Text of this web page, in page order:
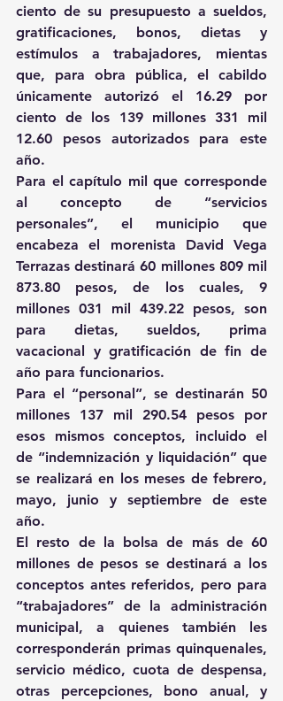
ciento de su presupuesto a sueldos,
gratificaciones, bonos, dietas y
estímulos a trabajadores, mientas
que, para obra pública, el cabildo
únicamente autorizó el 16.29 por
ciento de los 139 millones 331 mil
12.60 pesos autorizados para este
año.
Para el capítulo mil que corresponde
al concepto de “servicios
personales”, el municipio que
encabeza el morenista David Vega
Terrazas destinará 60 millones 809 mil
873.80 pesos, de los cuales, 9
millones 031 mil 439.22 pesos, son
para dietas, sueldos, prima
vacacional y gratificación de fin de
año para funcionarios.
Para el “personal”, se destinarán 50
millones 137 mil 290.54 pesos por
esos mismos conceptos, incluido el
de “indemnización y liquidación” que
se realizará en los meses de febrero,
mayo, junio y septiembre de este
año.
El resto de la bolsa de más de 60
millones de pesos se destinará a los
conceptos antes referidos, pero para
“trabajadores” de la administración
municipal, a quienes también les
corresponderán primas quinquenales,
servicio médico, cuota de despensa,
otras percepciones, bono anual, y